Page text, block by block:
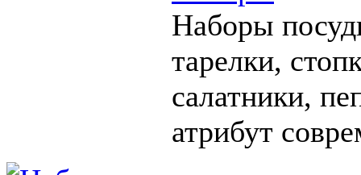
Наборы
тарелки,
салатники,
атрибут